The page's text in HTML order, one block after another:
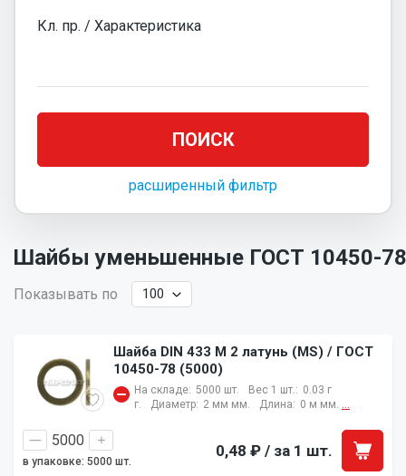
Кл. пр. / Характеристика
расширенный фильтр
Шайбы уменьшенные ГОСТ 10450-78
Показывать по
Шайба DIN 433 M 2 латунь (MS) / ГОСТ
10450-78 (5000)
На складе: 5000 шт. Вес 1 шт.: 0.03 г
г.
Диаметр: 2 мм мм. Длина: 0 м мм. ...
в упаковке: 5000 шт.
0,48 ₽ / за 1 шт.